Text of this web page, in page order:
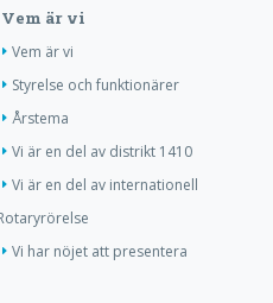
Vem är vi
Vem är vi
Styrelse och funktionärer
Årstema
Vi är en del av distrikt 1410
Vi är en del av internationell
Vi har nöjet att presentera